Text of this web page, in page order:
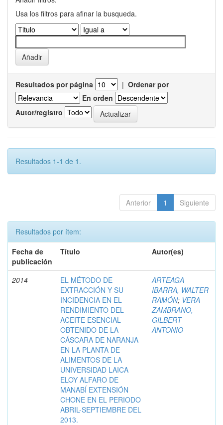
Usa los filtros para afinar la busqueda.
Resultados por página | Ordenar por
En orden
Autor/registro
Resultados 1-1 de 1.
Anterior 1 Siguiente
Resultados por ítem:
Fecha de
publicación
Título Autor(es)
2014
EL MÉTODO DE
EXTRACCIÓN Y SU
INCIDENCIA EN EL
RENDIMIENTO DEL
ACEITE ESENCIAL
OBTENIDO DE LA
CÁSCARA DE NARANJA
EN LA PLANTA DE
ALIMENTOS DE LA
UNIVERSIDAD LAICA
ELOY ALFARO DE
MANABÍ EXTENSIÓN
CHONE EN EL PERIODO
ABRIL-SEPTIEMBRE DEL
2013.
ARTEAGA
IBARRA, WALTER
RAMÓN; VERA
ZAMBRANO,
GILBERT
ANTONIO